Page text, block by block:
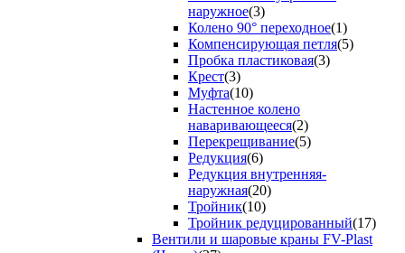
наружное(3)
Колено 90° переходное(1)
Компенсирующая петля(5)
Пробка пластиковая(3)
Крест(3)
Муфта(10)
Настенное колено
наваривающееся(2)
Перекрещивание(5)
Редукция(6)
Редукция внутренняя-
наружная(20)
Тройник(10)
Тройник редуцированный(17)
Вентили и шаровые краны FV-Plast